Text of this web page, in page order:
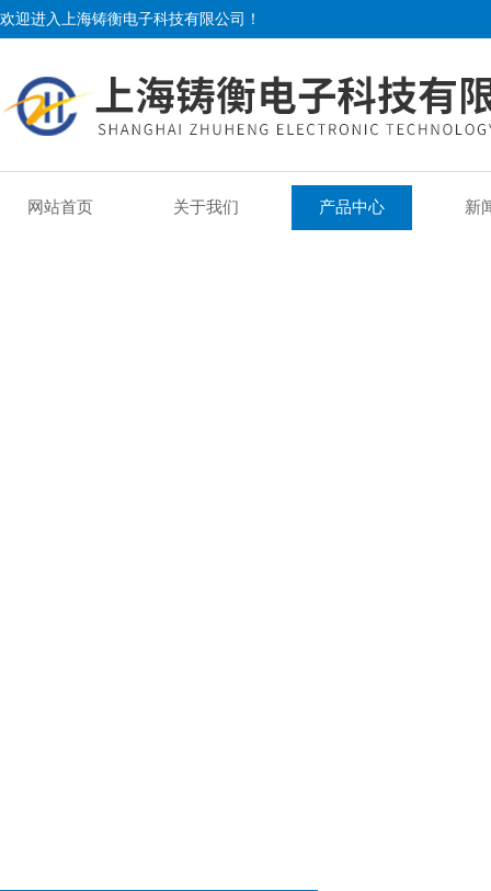
欢迎进入上海铸衡电子科技有限公司！
网站首页 关于我们 产品中心 新